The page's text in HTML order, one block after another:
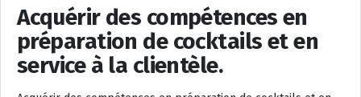
Acquérir des compétences en
préparation de cocktails et en
service à la clientèle.